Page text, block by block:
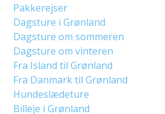
Pakkerejser
Dagsture i Grønland
Dagsture om sommeren
Dagsture om vinteren
Fra Island til Grønland
Fra Danmark til Grønland
Hundeslædeture
Billeje i Grønland